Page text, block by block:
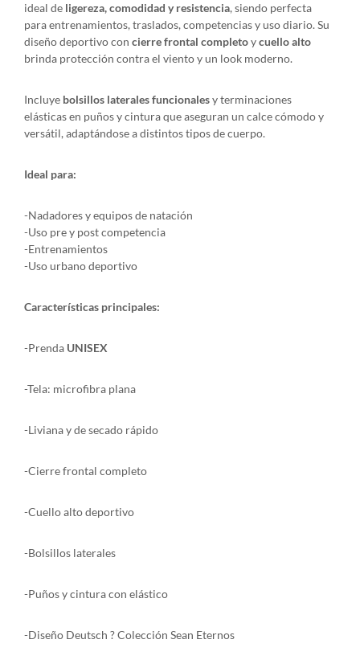
ideal de ligereza, comodidad y resistencia, siendo perfecta
para entrenamientos, traslados, competencias y uso diario. Su
diseño deportivo con cierre frontal completoycuello alto
brinda protección contra el viento y un look moderno.
Incluye bolsillos laterales funcionalesy terminaciones
elásticas en puños y cintura que aseguran un calce cómodo y
versátil, adaptándose a distintos tipos de cuerpo.
Ideal para:
-Nadadores y equipos de natación
-Uso pre y post competencia
-Entrenamientos
-Uso urbano deportivo
Características principales:
-Prenda UNISEX
-Tela: microfibra plana
-Liviana y de secado rápido
-Cierre frontal completo
-Cuello alto deportivo
-Bolsillos laterales
-Puños y cintura con elástico
-Diseño Deutsch ? Colección Sean Eternos